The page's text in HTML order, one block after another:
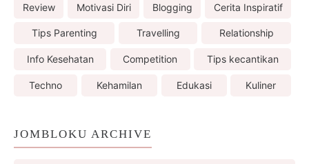
Review Motivasi Diri Blogging Cerita Inspiratif
Tips Parenting Travelling Relationship
Info Kesehatan Competition Tips kecantikan
Techno Kehamilan Edukasi Kuliner
JOMBLOKU ARCHIVE